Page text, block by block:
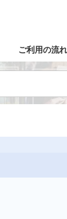
ご利用の流れ